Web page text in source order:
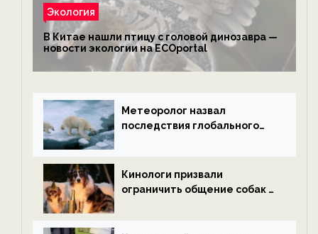
Экология
В Китае нашли птицу с головой динозавра —
новости экологии на ECOportal
Метеоролог назвал
последствия глобального
ECOportal
Кинологи призвали
ограничить общение собак с